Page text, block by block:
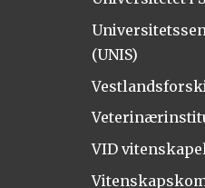
(UNIS)
VID